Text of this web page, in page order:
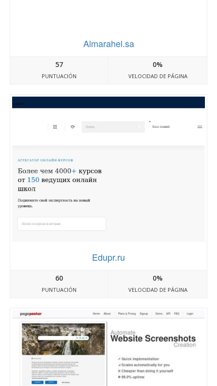
Almarahel.sa
57
PUNTUACIÓN
0%
VELOCIDAD DE PÁGINA
Edupr.ru
60
PUNTUACIÓN
0%
VELOCIDAD DE PÁGINA